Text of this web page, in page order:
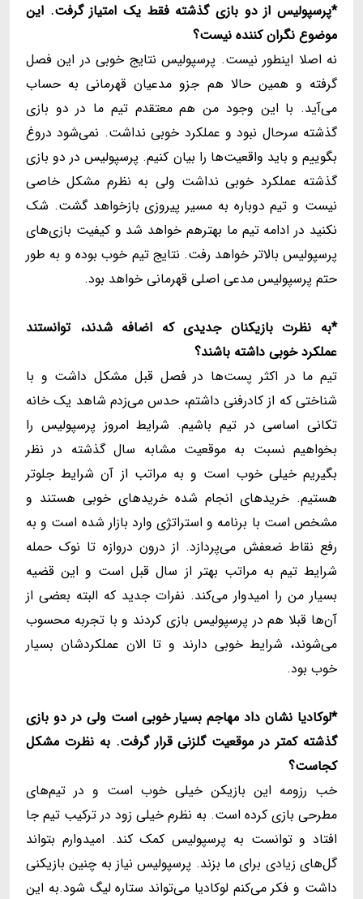
*پرسپولیس از دو بازی گذشته فقط یک امتیاز گرفت. این
موضوع نگران کننده نیست؟
نه اصلا اینطور نیست. پرسپولیس نتایج خوبی در این فصل
گرفته و همین حالا هم جزو مدعیان قهرمانی به حساب
می‌آید. با این وجود من هم معتقدم تیم ما در دو بازی
گذشته سرحال نبود و عملکرد خوبی نداشت. نمی‌شود دروغ
بگوییم و باید واقعیت‌ها را بیان کنیم. پرسپولیس در دو بازی
گذشته عملکرد خوبی نداشت ولی به نظرم مشکل خاصی
نیست و تیم دوباره به مسیر پیروزی بازخواهد گشت. شک
نکنید در ادامه تیم ما بهترهم خواهد شد و کیفیت بازی‌های
پرسپولیس بالاتر خواهد رفت. نتایج تیم خوب بوده و به طور
حتم پرسپولیس مدعی اصلی قهرمانی خواهد بود.
*به نظرت بازیکنان جدیدی که اضافه شدند، توانستند
عملکرد خوبی داشته باشند؟
تیم ما در اکثر پست‌ها در فصل قبل مشکل داشت و با
شناختی که از کادرفنی داشتم، حدس می‌زدم شاهد یک خانه
تکانی اساسی در تیم باشیم. شرایط امروز پرسپولیس را
بخواهیم نسبت به موقعیت مشابه سال گذشته در نظر
بگیریم خیلی خوب است و به مراتب از آن شرایط جلوتر
هستیم. خریدهای انجام شده خریدهای خوبی هستند و
مشخص است با برنامه و استراتژی وارد بازار شده است و به
رفع نقاط ضعفش می‌پردازد. از درون دروازه تا نوک حمله
شرایط تیم به مراتب بهتر از سال قبل است و این قضیه
بسیار من را امیدوار می‌کند. نفرات جدید که البته بعضی از
آن‌ها قبلا هم در پرسپولیس بازی کردند و با تجربه محسوب
می‌شوند، شرایط خوبی دارند و تا الان عملکردشان بسیار
خوب بود.
*لوکادیا نشان داد مهاجم بسیار خوبی است ولی در دو بازی
گذشته کمتر در موقعیت گلزنی قرار گرفت. به نظرت مشکل
کجاست؟
خب رزومه این بازیکن خیلی خوب است و در تیم‌های
مطرحی بازی کرده است. به نظرم خیلی زود در ترکیب تیم جا
افتاد و توانست به پرسپولیس کمک کند. امیدوارم بتواند
گل‌های زیادی برای ما بزند. پرسپولیس نیاز به چنین بازیکنی
داشت و فکر می‌کنم لوکادیا می‌تواند ستاره لیگ شود.به این